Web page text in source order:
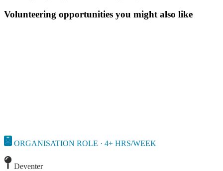
Volunteering opportunities you might also like
ORGANISATION ROLE · 4+ HRS/WEEK
Deventer